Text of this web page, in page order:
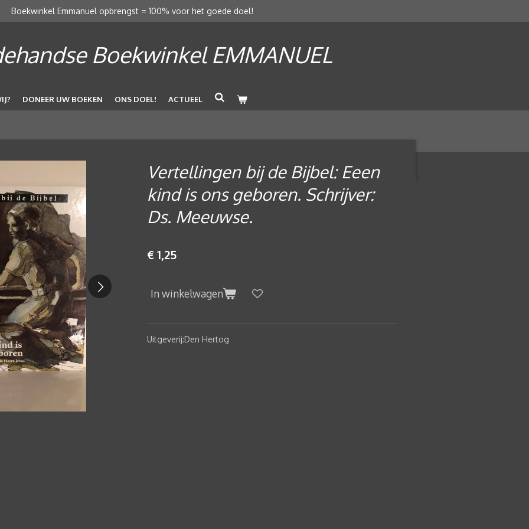
Boekwinkel Emmanuel opbrengst = 100% voor het goede doel!
Boekwinkel EMMANUEL
DONEER UW BOEKEN ONS DOEL! ACTUEEL
Vertellingen bij de Bijbel: Eeen
kind is ons geboren. Schrijver:
Ds. Meeuwse.
€ 1,25
In winkelwagen
Uitgeverij:Den Hertog